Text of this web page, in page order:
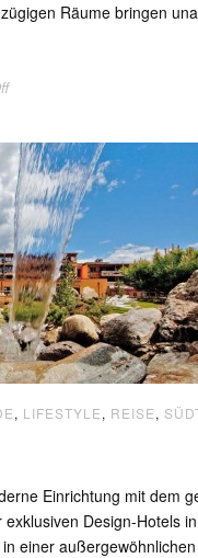
Räume bringen
, LIFESTYLE, REISE,
Einrichtung mit dem
Design-Hotels
einer